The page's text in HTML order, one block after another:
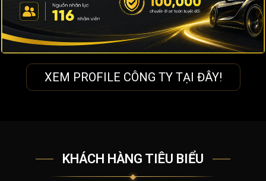
XEM PROFILE CÔNG TY TẠI ĐÂY!
KHÁCH HÀNG TIÊU BIỂU